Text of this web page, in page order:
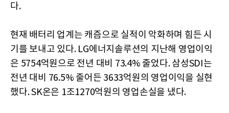
다.
현재 배터리 업계는 캐즘으로 실적이 악화하며 힘든 시
기를 보내고 있다. LG에너지솔루션의 지난해 영업이익
은 5754억원으로 전년 대비 73.4% 줄었다. 삼성SDI는
전년 대비 76.5% 줄어든 3633억원의 영업이익을 실현
했다. SK온은 1조1270억원의 영업손실을 냈다.